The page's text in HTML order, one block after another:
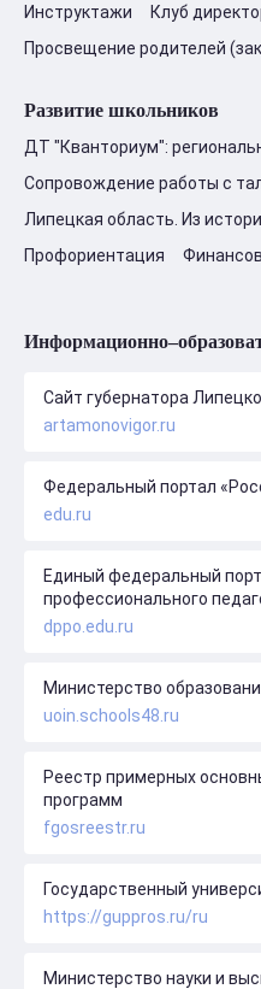
Инструктажи
Клуб
Просвещение родителей
Развитие школьников
ДТ "Кванториум":
Сопровождение работы с
Липецкая область. Из
Профориентация
Сайт губернатора
artamonovigor.ru
Федеральный портал
edu.ru
Единый федеральный
профессионального
dppo.edu.ru
Министерство
uoin.schools48.ru
Реестр примерных
программ
fgosreestr.ru
Государственный
https://guppros.ru/ru
Министерство науки и